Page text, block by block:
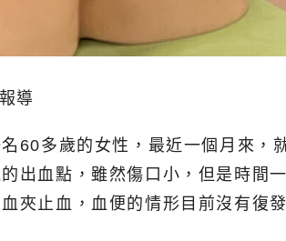
導
60多歲的女性，最近一個月來
出血點，雖然傷口小，但是時
夾止血，血便的情形目前沒有復發